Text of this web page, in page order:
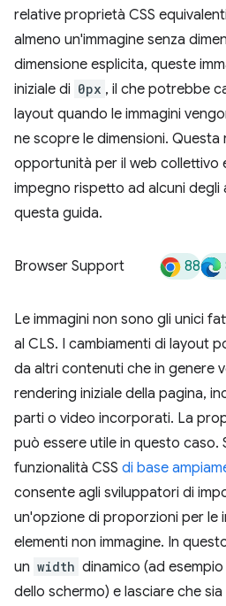
relative proprietà CSS
almeno un'immagine senza
dimensione esplicita, queste
iniziale di 0px , il che potrebbe
layout quando le immagini
ne scopre le dimensioni.
opportunità per il web collettivo
impegno rispetto ad alcuni degli
questa guida.
Browser Support 88
Le immagini non sono gli unici
al CLS. I cambiamenti di layout
da altri contenuti che in genere
rendering iniziale della pagina,
parti o video incorporati. La
può essere utile in questo caso.
funzionalità CSS di base
consente agli sviluppatori di
un'opzione di proporzioni per le
elementi non immagine. In
un width dinamico (ad
dello schermo) e lasciare che